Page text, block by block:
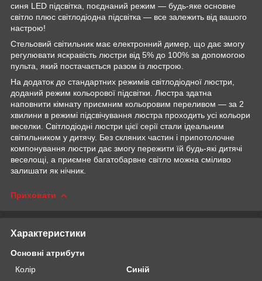
синя LED підсвітка, поєднаний режим — будь-яке основне
світло плюс світлодіодна підсвітка — все залежить від вашого
настрою!
Стельовий світильник має електронний димер, що дає змогу
регулювати яскравість люстри від 5% до 100% за допомогою
пульта, який постачається разом із люстрою.
На додаток до стандартних режимів світлодіодної люстри,
доданий режим кольорової підсвітки. Люстра здатна
наповнити кімнату приємним кольоровим переливом — за 2
хвилини в режимі підсвічування люстра проходить усі кольори
веселки. Світлодіодні люстри цієї серії стали ідеальним
світильником у дитячу. Без скляних частин і припотолочне
компонування люстри дає змогу пережити їй будь-які дитячі
веселощі, а приємне багатобарвне світло можна сміливо
залишати як нічник.
Приховати
Характеристики
Основні атрибути
Колір
Синій